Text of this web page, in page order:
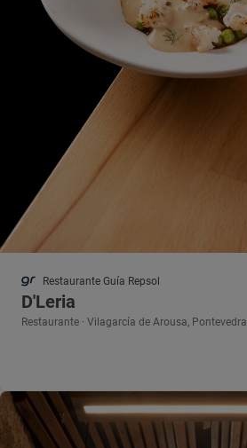
Restaurante Guía Repsol
D'Leria
Restaurante · Vilagarcía de Arousa, Pontevedra